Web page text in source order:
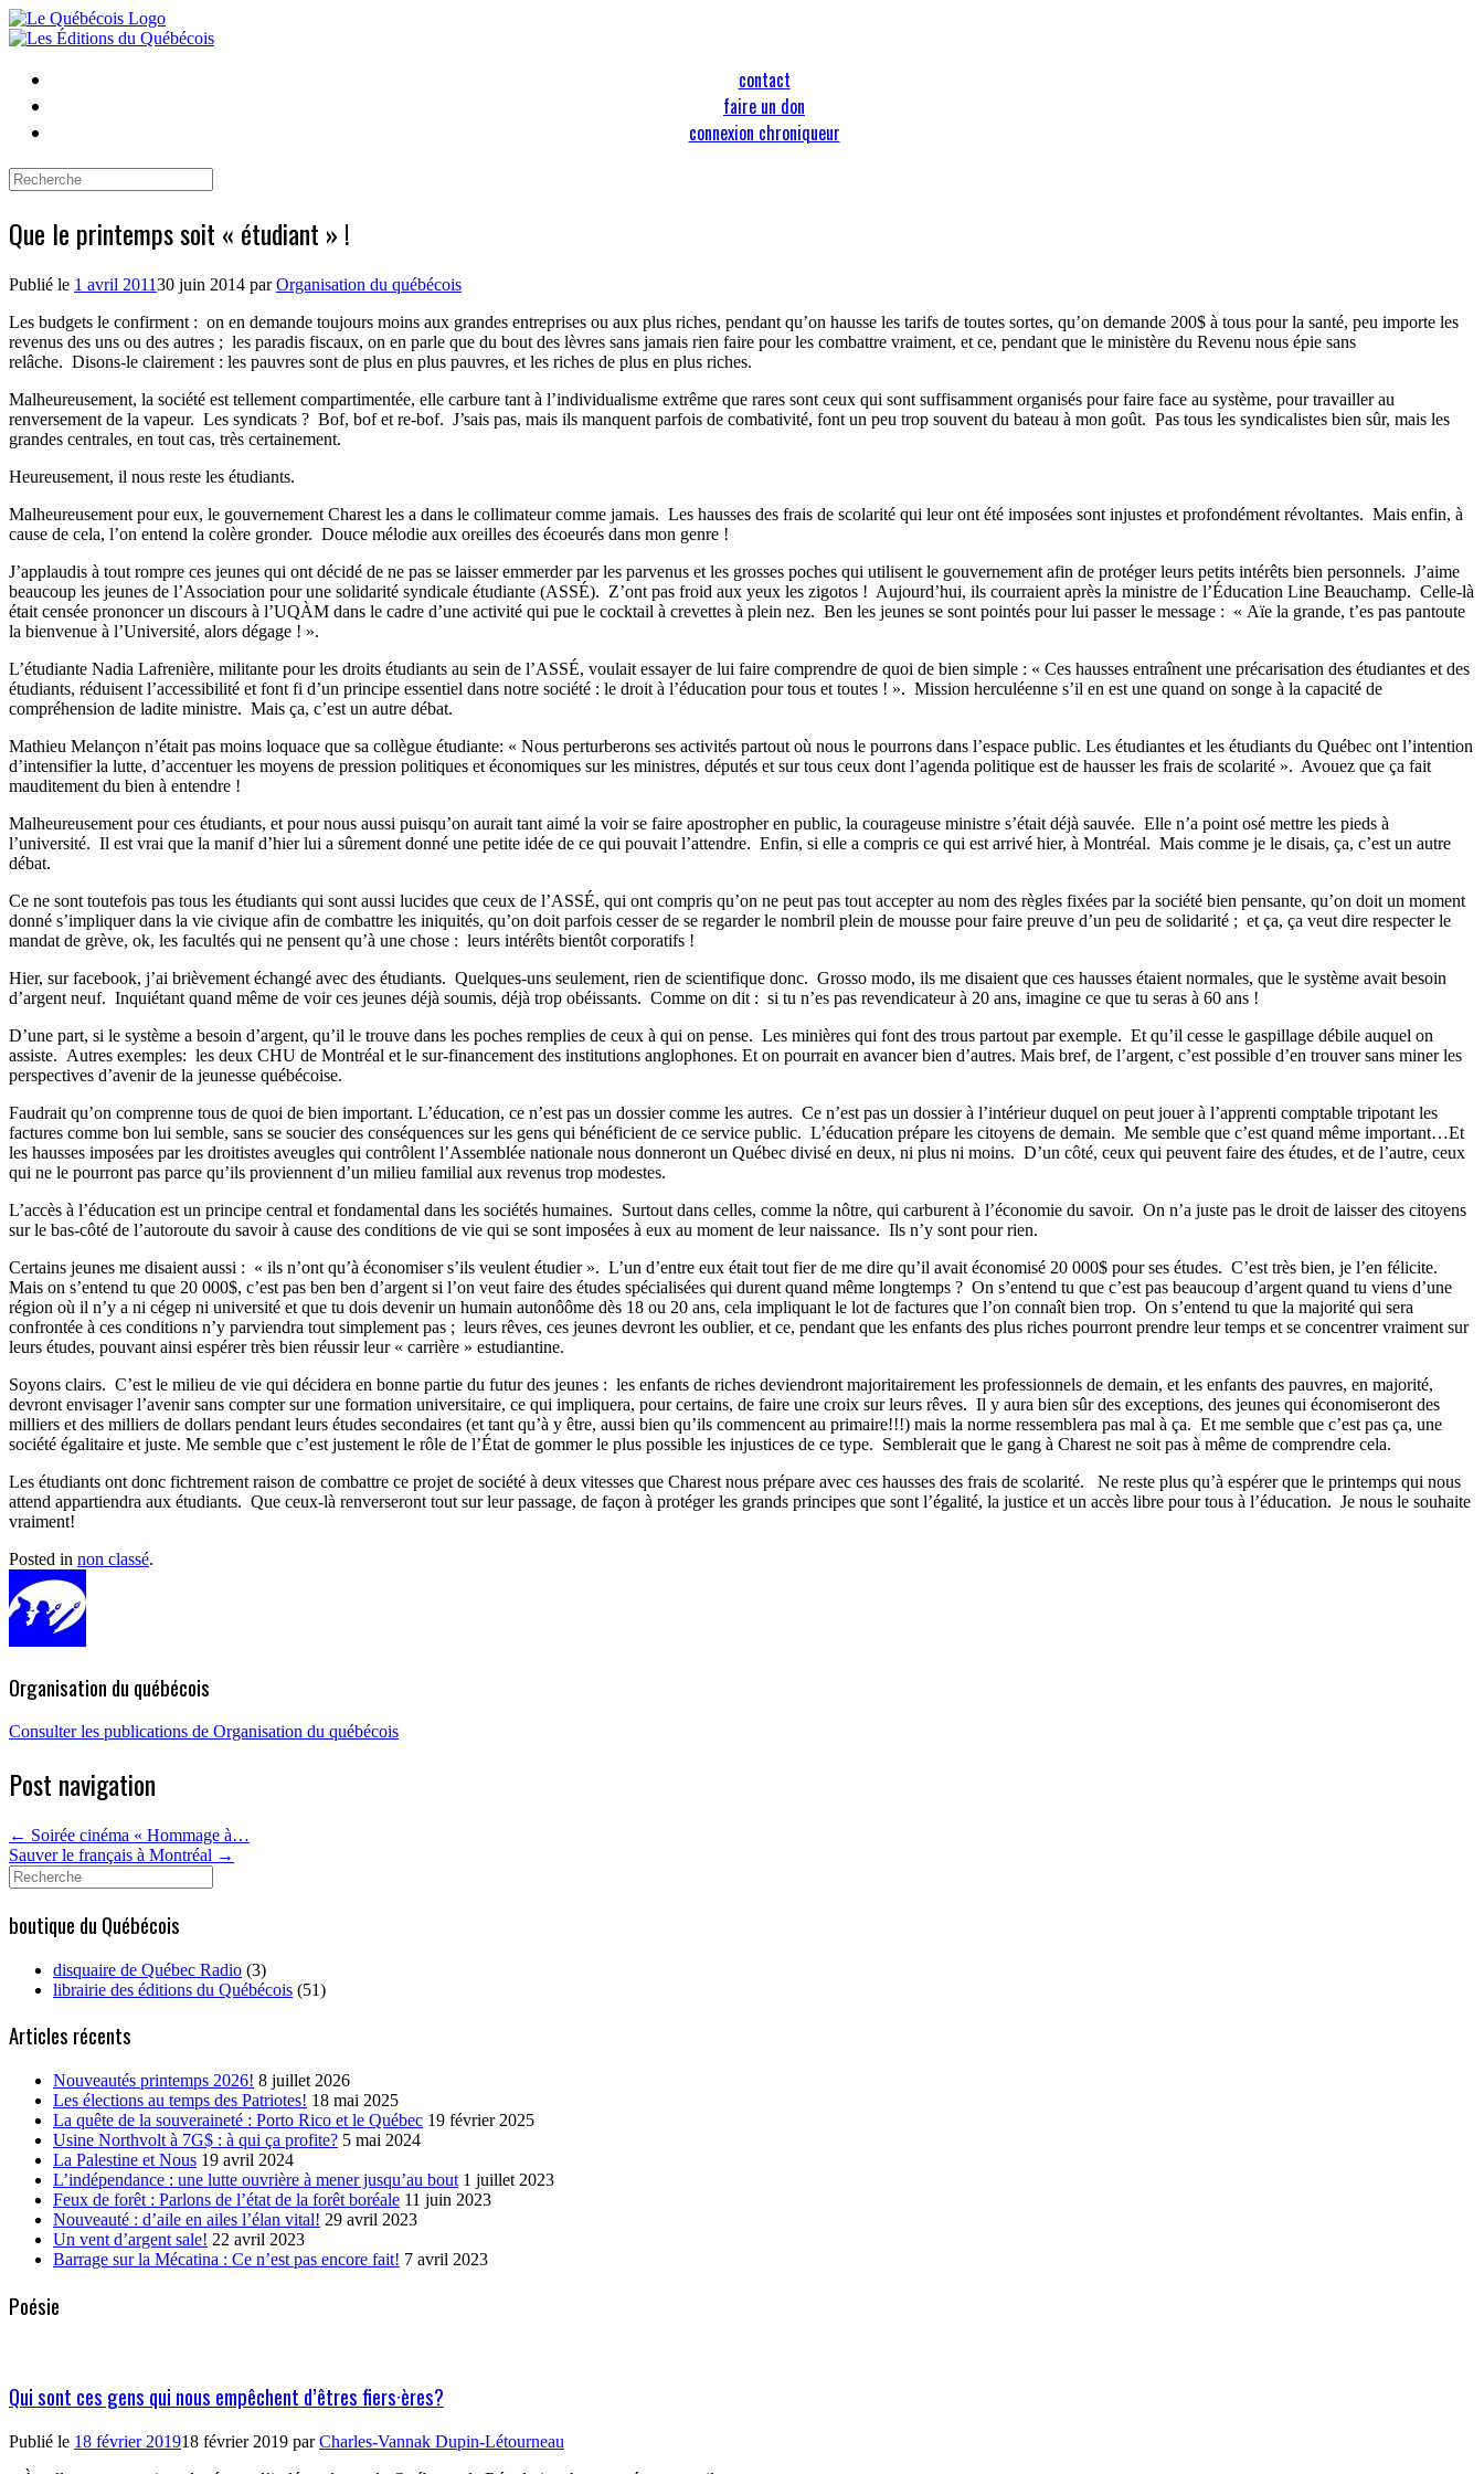
Skip
to
contact
faire un don
connexion chroniqueur
Search
Que le printemps soit « étudiant » !
Publié le 1 avril 201130 juin 2014 parOrganisation du québécois
Les budgets le confirment : on en demande toujours moins aux grandes entreprises ou aux plus riches, pendant qu’on hausse les tarifs de toutes sortes, qu’on demande 200$ à tous pour la santé, peu importe les
revenus des uns ou des autres ; les paradis fiscaux, on en parle que du bout des lèvres sans jamais rien faire pour les combattre vraiment, et ce, pendant que le ministère du Revenu nous épie sans
relâche. Disons-le clairement : les pauvres sont de plus en plus pauvres, et les riches de plus en plus riches.
Malheureusement, la société est tellement compartimentée, elle carbure tant à l’individualisme extrême que rares sont ceux qui sont suffisamment organisés pour faire face au système, pour travailler au
renversement de la vapeur. Les syndicats ? Bof, bof et re-bof. J’sais pas, mais ils manquent parfois de combativité, font un peu trop souvent du bateau à mon goût. Pas tous les syndicalistes bien sûr, mais les
grandes centrales, en tout cas, très certainement.
Heureusement, il nous reste les étudiants.
Malheureusement pour eux, le gouvernement Charest les a dans le collimateur comme jamais. Les hausses des frais de scolarité qui leur ont été imposées sont injustes et profondément révoltantes. Mais enfin, à
cause de cela, l’on entend la colère gronder. Douce mélodie aux oreilles des écoeurés dans mon genre !
J’applaudis à tout rompre ces jeunes qui ont décidé de ne pas se laisser emmerder par les parvenus et les grosses poches qui utilisent le gouvernement afin de protéger leurs petits intérêts bien personnels. J’aime
beaucoup les jeunes de l’Association pour une solidarité syndicale étudiante (ASSÉ). Z’ont pas froid aux yeux les zigotos ! Aujourd’hui, ils courraient après la ministre de l’Éducation Line Beauchamp. Celle-là
était censée prononcer un discours à l’UQÀM dans le cadre d’une activité qui pue le cocktail à crevettes à plein nez. Ben les jeunes se sont pointés pour lui passer le message : « Aïe la grande, t’es pas pantoute
la bienvenue à l’Université, alors dégage ! ».
L’étudiante Nadia Lafrenière, militante pour les droits étudiants au sein de l’ASSÉ, voulait essayer de lui faire comprendre de quoi de bien simple : « Ces hausses entraînent une précarisation des étudiantes et des
étudiants, réduisent l’accessibilité et font fi d’un principe essentiel dans notre société : le droit à l’éducation pour tous et toutes ! ». Mission herculéenne s’il en est une quand on songe à la capacité de
compréhension de ladite ministre. Mais ça, c’est un autre débat.
Mathieu Melançon n’était pas moins loquace que sa collègue étudiante: « Nous perturberons ses activités partout où nous le pourrons dans l’espace public. Les étudiantes et les étudiants du Québec ont l’intention
d’intensifier la lutte, d’accentuer les moyens de pression politiques et économiques sur les ministres, députés et sur tous ceux dont l’agenda politique est de hausser les frais de scolarité ». Avouez que ça fait
mauditement du bien à entendre !
Malheureusement pour ces étudiants, et pour nous aussi puisqu’on aurait tant aimé la voir se faire apostropher en public, la courageuse ministre s’était déjà sauvée. Elle n’a point osé mettre les pieds à
l’université. Il est vrai que la manif d’hier lui a sûrement donné une petite idée de ce qui pouvait l’attendre. Enfin, si elle a compris ce qui est arrivé hier, à Montréal. Mais comme je le disais, ça, c’est un autre
débat.
Ce ne sont toutefois pas tous les étudiants qui sont aussi lucides que ceux de l’ASSÉ, qui ont compris qu’on ne peut pas tout accepter au nom des règles fixées par la société bien pensante, qu’on doit un moment
donné s’impliquer dans la vie civique afin de combattre les iniquités, qu’on doit parfois cesser de se regarder le nombril plein de mousse pour faire preuve d’un peu de solidarité ; et ça, ça veut dire respecter le
mandat de grève, ok, les facultés qui ne pensent qu’à une chose : leurs intérêts bientôt corporatifs !
Hier, sur facebook, j’ai brièvement échangé avec des étudiants. Quelques-uns seulement, rien de scientifique donc. Grosso modo, ils me disaient que ces hausses étaient normales, que le système avait besoin
d’argent neuf. Inquiétant quand même de voir ces jeunes déjà soumis, déjà trop obéissants. Comme on dit : si tu n’es pas revendicateur à 20 ans, imagine ce que tu seras à 60 ans !
D’une part, si le système a besoin d’argent, qu’il le trouve dans les poches remplies de ceux à qui on pense. Les minières qui font des trous partout par exemple. Et qu’il cesse le gaspillage débile auquel on
assiste. Autres exemples: les deux CHU de Montréal et le sur-financement des institutions anglophones. Et on pourrait en avancer bien d’autres. Mais bref, de l’argent, c’est possible d’en trouver sans miner les
perspectives d’avenir de la jeunesse québécoise.
Faudrait qu’on comprenne tous de quoi de bien important. L’éducation, ce n’est pas un dossier comme les autres. Ce n’est pas un dossier à l’intérieur duquel on peut jouer à l’apprenti comptable tripotant les
factures comme bon lui semble, sans se soucier des conséquences sur les gens qui bénéficient de ce service public. L’éducation prépare les citoyens de demain. Me semble que c’est quand même important…Et
les hausses imposées par les droitistes aveugles qui contrôlent l’Assemblée nationale nous donneront un Québec divisé en deux, ni plus ni moins. D’un côté, ceux qui peuvent faire des études, et de l’autre, ceux
qui ne le pourront pas parce qu’ils proviennent d’un milieu familial aux revenus trop modestes.
L’accès à l’éducation est un principe central et fondamental dans les sociétés humaines. Surtout dans celles, comme la nôtre, qui carburent à l’économie du savoir. On n’a juste pas le droit de laisser des citoyens
sur le bas-côté de l’autoroute du savoir à cause des conditions de vie qui se sont imposées à eux au moment de leur naissance. Ils n’y sont pour rien.
Certains jeunes me disaient aussi : « ils n’ont qu’à économiser s’ils veulent étudier ». L’un d’entre eux était tout fier de me dire qu’il avait économisé 20 000$ pour ses études. C’est très bien, je l’en félicite.
Mais on s’entend tu que 20 000$, c’est pas ben ben d’argent si l’on veut faire des études spécialisées qui durent quand même longtemps ? On s’entend tu que c’est pas beaucoup d’argent quand tu viens d’une
région où il n’y a ni cégep ni université et que tu dois devenir un humain autonôôme dès 18 ou 20 ans, cela impliquant le lot de factures que l’on connaît bien trop. On s’entend tu que la majorité qui sera
confrontée à ces conditions n’y parviendra tout simplement pas ; leurs rêves, ces jeunes devront les oublier, et ce, pendant que les enfants des plus riches pourront prendre leur temps et se concentrer vraiment sur
leurs études, pouvant ainsi espérer très bien réussir leur « carrière » estudiantine.
Soyons clairs. C’est le milieu de vie qui décidera en bonne partie du futur des jeunes : les enfants de riches deviendront majoritairement les professionnels de demain, et les enfants des pauvres, en majorité,
devront envisager l’avenir sans compter sur une formation universitaire, ce qui impliquera, pour certains, de faire une croix sur leurs rêves. Il y aura bien sûr des exceptions, des jeunes qui économiseront des
milliers et des milliers de dollars pendant leurs études secondaires (et tant qu’à y être, aussi bien qu’ils commencent au primaire!!!) mais la norme ressemblera pas mal à ça. Et me semble que c’est pas ça, une
société égalitaire et juste. Me semble que c’est justement le rôle de l’État de gommer le plus possible les injustices de ce type. Semblerait que le gang à Charest ne soit pas à même de comprendre cela.
Les étudiants ont donc fichtrement raison de combattre ce projet de société à deux vitesses que Charest nous prépare avec ces hausses des frais de scolarité.
Ne reste plus qu’à espérer que le printemps qui nous
attend appartiendra aux étudiants. Que ceux-là renverseront tout sur leur passage, de façon à protéger les grands principes que sont l’égalité, la justice et un accès libre pour tous à l’éducation. Je nous le souhaite
vraiment!
Posted in non classé.
Organisation du québécois
Consulter les publications de Organisation du québécois
Post navigation
← Soirée cinéma « Hommage à…
Sauver le français à Montréal →
Search
for:
boutique du Québécois
disquaire de Québec Radio (3)
librairie des éditions du Québécois (51)
Articles récents
Nouveautés printemps 2026! 8 juillet 2026
Les élections au temps des Patriotes! 18 mai 2025
La quête de la souveraineté : Porto Rico et le Québec 19 février 2025
Usine Northvolt à 7G$ : à qui ça profite? 5 mai 2024
La Palestine et Nous 19 avril 2024
L’indépendance : une lutte ouvrière à mener jusqu’au bout 1 juillet 2023
Feux de forêt : Parlons de l’état de la forêt boréale 11 juin 2023
Nouveauté : d’aile en ailes l’élan vital! 29 avril 2023
Un vent d’argent sale! 22 avril 2023
Barrage sur la Mécatina : Ce n’est pas encore fait! 7 avril 2023
Poésie
Qui sont ces gens qui nous empêchent d’êtres fiers·ères?
Publié le 18 février 201918 février 2019 parCharles-Vannak Dupin-Létourneau